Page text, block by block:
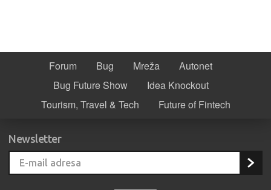
Forum Bug Mreža
Autonet
Bug Future Show
Idea Knockout
Tourism, Travel & Tech
Future of Fintech
Newsletter